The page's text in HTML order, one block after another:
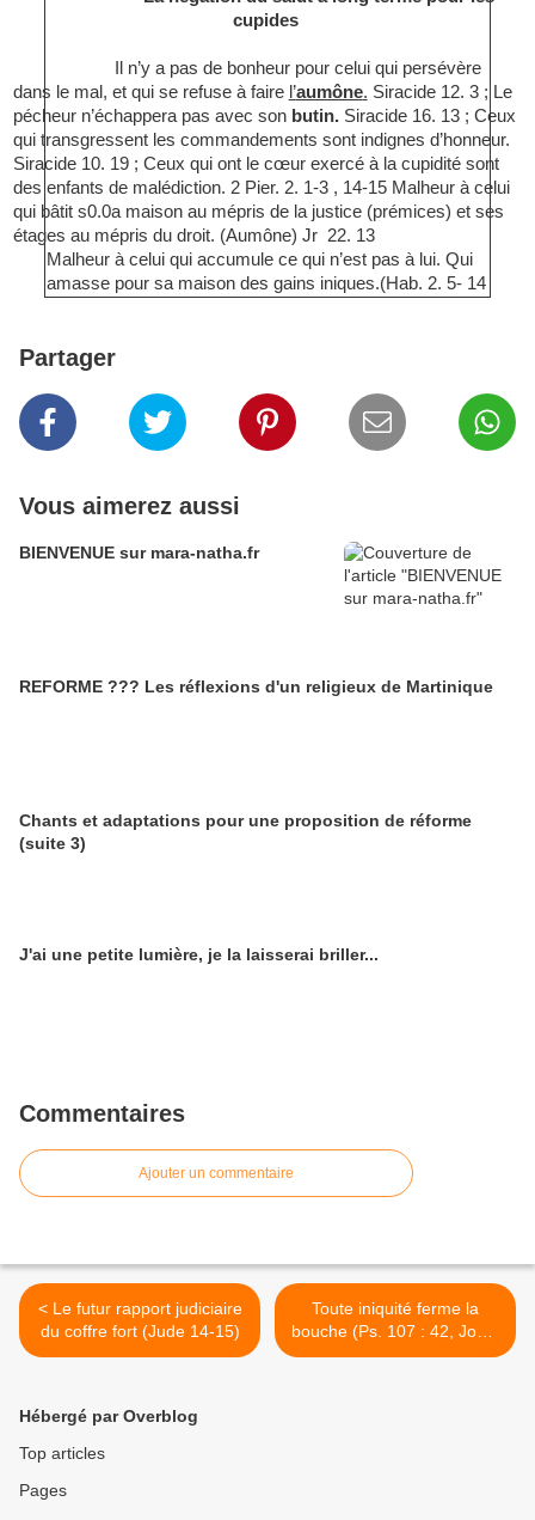
cupides
Il n’y a pas de bonheur pour celui qui persévère
dans le mal, et qui se refuse à faire l’aumône. Siracide 12. 3 ; Le
pécheur n’échappera pas avec son butin.Siracide 16. 13 ; Ceux
qui transgressent les commandements sont indignes d’honneur.
Siracide 10. 19 ; Ceux qui ont le cœur exercé à la cupidité sont
des enfants de malédiction. 2 Pier. 2. 1-3 , 14-15 Malheur à celui
qui bâtit s0.0a maison au mépris de la justice (prémices) et ses
étages au mépris du droit. (Aumône) Jr 22. 13
Malheur à celui qui accumule ce qui n’est pas à lui. Qui
amasse pour sa maison des gains iniques.(Hab. 2. 5- 14
Partager
Vous aimerez aussi
BIENVENUE sur mara-natha.fr
REFORME ??? Les réflexions d'un religieux de Martinique
Chants et adaptations pour une proposition de réforme
(suite 3)
J'ai une petite lumière, je la laisserai briller...
Commentaires
Ajouter un commentaire
< Le futur rapport judiciaire
du coffre fort (Jude 14-15)
Toute iniquité ferme la
bouche (Ps. 107 : 42, Job 5
: 16) >
Hébergé par Overblog
Top articles
Pages